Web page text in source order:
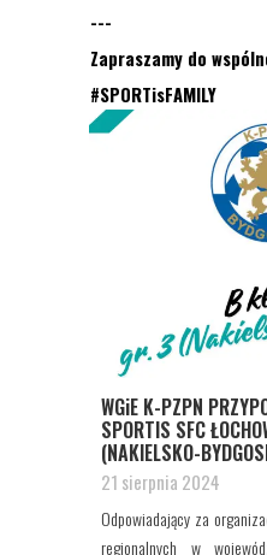
WGiE K-PZPN
SPORTIS SFC
(NAKIELSKO-
21 sierpnia 2024
Odpowiadający za
regionalnych w
---
Zapraszamy do
#SPORTisFAMILY